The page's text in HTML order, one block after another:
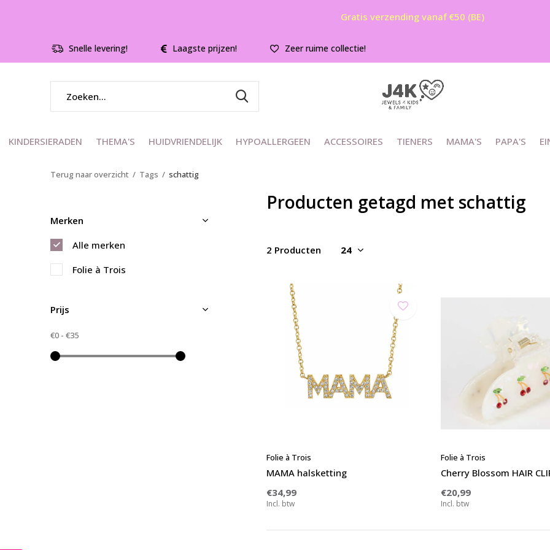
KINDERSIERADEN THEMA'S HUIDVRIENDELIJK HYPOALLERGEEN ACCESSOIRES TIENERS MAMA'S PAPA'S
Snelle levering! Laagste prijzen! Zeer ruime collectie!
Gratis verzending vanaf €50 (BE)
Terug naar overzicht Tags schattig
Producten getagd met schattig
2 Producten
Folie à Trois
MAMA halsketting
€34,99
Incl. btw
Folie à Trois
Cherry Blossom HAIR
€20,99
Incl. btw
Merken
Alle merken
Folie à Trois
Prijs
€0 - €35